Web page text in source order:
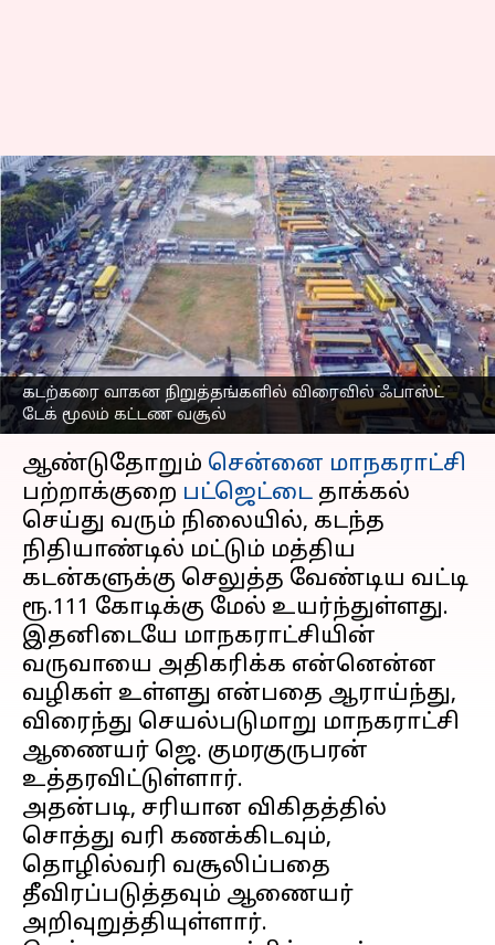
கடற்கரை வாகன நிறுத்தங்களில் விரைவில் ஃபாஸ்ட்
டேக் மூலம் கட்டண வசூல்
சென்னை மெரினா,
பெசன்ட் நகர் கடற்கரை
வாகன நிறுத்தங்களில்
விரைவில் ஃபாஸ்ட் டேக்
மூலம் கட்டண வசூல்
எழுதியவர் Venkatalakshmi V Jan 01, 2025 05:18 pm
செய்தி முன்னோட்டம்
ஆண்டுதோறும் சென்னை மாநகராட்சி
பற்றாக்குறை பட்ஜெட்டை தாக்கல்
செய்து வரும் நிலையில், கடந்த
நிதியாண்டில் மட்டும் மத்திய
கடன்களுக்கு செலுத்த வேண்டிய வட்டி
ரூ.111 கோடிக்கு மேல் உயர்ந்துள்ளது.
இதனிடையே மாநகராட்சியின்
வருவாயை அதிகரிக்க என்னென்ன
வழிகள் உள்ளது என்பதை ஆராய்ந்து,
விரைந்து செயல்படுமாறு மாநகராட்சி
ஆணையர் ஜெ. குமரகுருபரன்
உத்தரவிட்டுள்ளார்.
அதன்படி, சரியான விகிதத்தில்
சொத்து வரி கணக்கிடவும்,
தொழில்வரி வசூலிப்பதை
தீவிரப்படுத்தவும் ஆணையர்
அறிவுறுத்தியுள்ளார்.